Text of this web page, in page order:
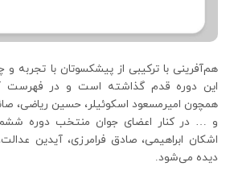
هم‌آفرینی با ترکیبی از پیشکسوتان با تجربه و
این دوره قدم گذاشته است و در فهرست آن
همچون امیرمسعود اسکوئیلر، حسین ریاضی،
و … در کنار اعضای جوان منتخب دوره
اشکان ابراهیمی، صادق فرامرزی، آیدین
دیده می‌شود.